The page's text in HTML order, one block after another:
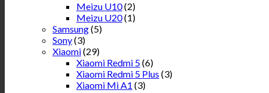
Meizu U10(2)
Meizu U20(1)
Samsung(5)
Sony(3)
Xiaomi(29)
Xiaomi Redmi 5(6)
Xiaomi Redmi 5 Plus (3)
Xiaomi Mi A1 (3)